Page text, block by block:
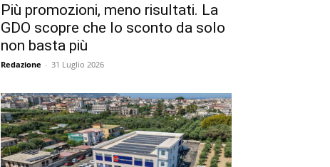
Più promozioni, meno risultati. La
GDO scopre che lo sconto da solo
non basta più
Redazione - 31 Luglio 2026